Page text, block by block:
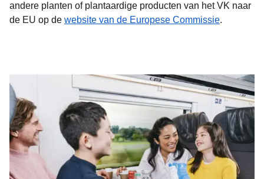
andere planten of plantaardige producten van het VK naar
de EU op de website van de Europese Commissie(.